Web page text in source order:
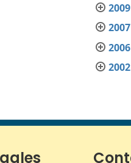
2009
2007
2006
2002